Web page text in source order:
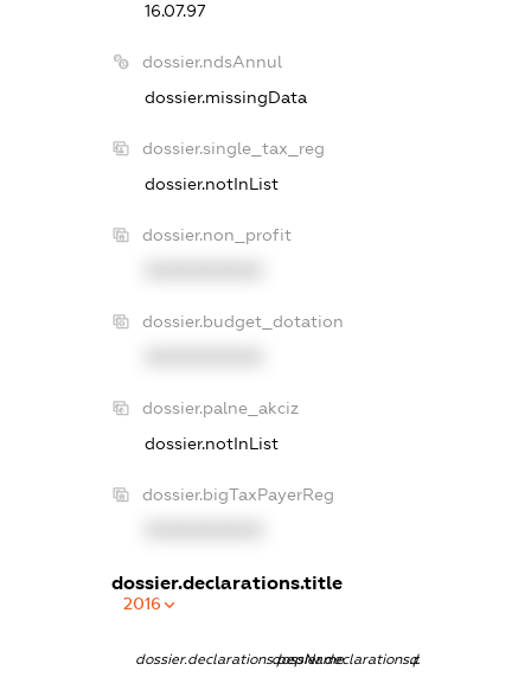
16.07.97
dossier.ndsAnnul
dossier.missingData
dossier.single_tax_reg
dossier.notInList
dossier.non_profit
dossier.budget_dotation
dossier.palne_akciz
dossier.notInList
dossier.bigTaxPayerReg
dossier.declarations.title
2016
dossier.declarations.pepNamedossier.declarations.personName